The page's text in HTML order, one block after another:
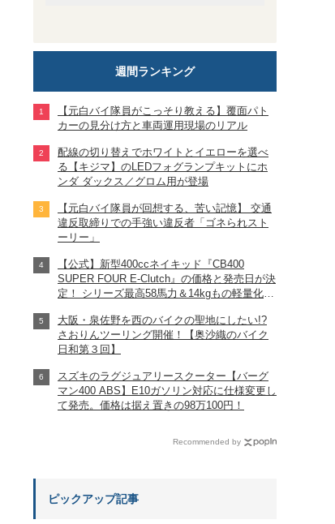
週間ランキング
【元白バイ隊員がこっそり教える】覆面パト
カーの見分け方と車両運用現場のリアル
配線の切り替えでホワイトとイエローを選べ
る【キジマ】のLEDフォグランプキットにホ
ンダ ダックス／グロム用が登場
【元白バイ隊員が回想する、苦い記憶】 交通
違反取締りでの手強い違反者「ゴネられスト
ーリー」
【公式】新型400ccネイキッド『CB400
SUPER FOUR E-Clutch』の価格と発売日が決
定！ シリーズ最高58馬力＆14kgもの軽量化!?
【Honda2026新車ニュース】
大阪・泉佐野を西のバイクの聖地にしたい!?
さおりんツーリング開催！【奥沙織のバイク
日和第３回】
スズキのラグジュアリースクーター【バーグ
マン400 ABS】E10ガソリン対応に仕様変更し
て発売。価格は据え置きの98万100円！
Recommended by
ピックアップ記事